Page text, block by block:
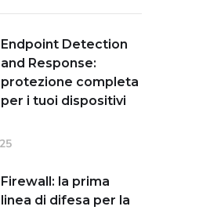
Endpoint Detection
and Response:
protezione completa
per i tuoi dispositivi
Firewall: la prima
linea di difesa per la